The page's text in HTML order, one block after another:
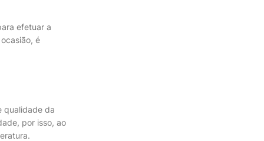
efetuar a
é
qualidade da
por isso, ao